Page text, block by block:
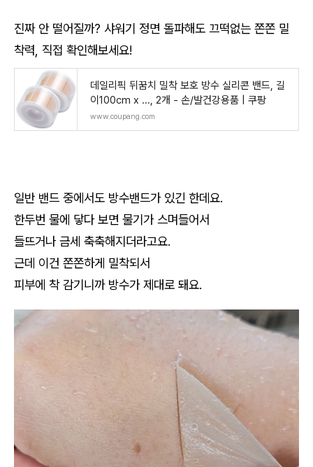
진짜 안 떨어질까? 샤워기 정면 돌파해도 끄떡없는 쫀쫀 밀
착력, 직접 확인해보세요!
데일리픽 뒤꿈치 밀착 보호 방수 실리콘 밴드, 길
이100cm x ..., 2개 - 손/발건강용품 | 쿠팡
www.coupang.com
일반 밴드 중에서도 방수밴드가 있긴 한데요.
한두번 물에 닿다 보면 물기가 스며들어서
들뜨거나 금세 축축해지더라고요.
근데 이건 쫀쫀하게 밀착되서
피부에 착 감기니까 방수가 제대로 돼요.